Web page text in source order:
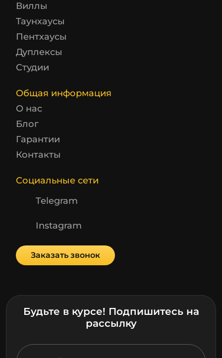
Виллы
Таунхаусы
Пентхаусы
Дуплексы
Студии
Общая информация
О нас
Блог
Гарантии
Контакты
Социальные сети
Telegram
Instagram
Заказать звонок
Будьте в курсе! Подпишитесь на
рассылку